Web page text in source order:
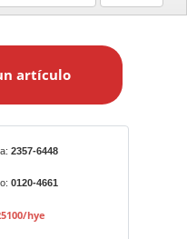
artículo
2357-6448
0120-4661
hye